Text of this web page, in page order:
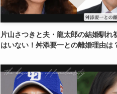
片山さつきと夫・龍太郎の結婚馴れ
はいない！舛添要一との離婚理由は